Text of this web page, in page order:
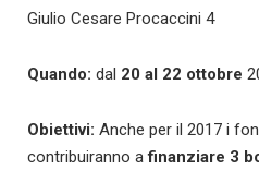
Giulio Cesare Procaccini 4
Quando: dal 20 al 22 ottobre
Obiettivi: Anche per il 2017 i
contribuiranno afinanziare 3